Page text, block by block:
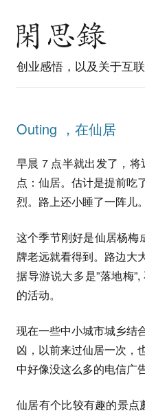
创业感悟，以及关于互
Outing ，在仙居
早晨 7 点半就出发了，
点：仙居。估计是提前吃
烈。路上还小睡了一阵儿。
这个季节刚好是仙居杨梅
牌老远就看得到。路边大
据导游说大多是”落地梅
的活动。
现在一些中小城市城乡结
凶，以前来过仙居一次，
中好像没这么多的电信广告
仙居有个比较有趣的景点